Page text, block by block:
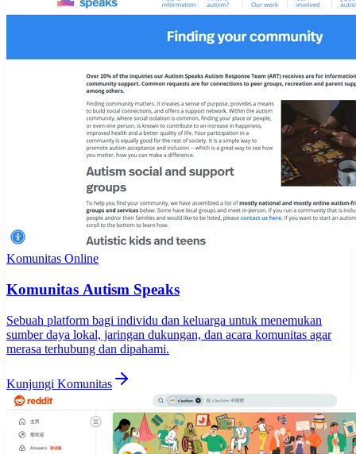
Komunitas Online
Komunitas Autism Speaks
Sebuah platform bagi individu dan keluarga untuk menemukan
sumber daya lokal, jaringan dukungan, dan acara komunitas agar
merasa terhubung dan dipahami.
Kunjungi Komunitas